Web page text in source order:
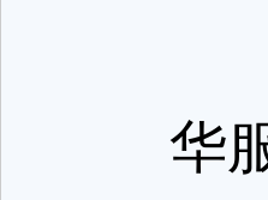
华服